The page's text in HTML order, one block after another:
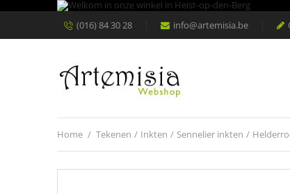
(016) 84 30 28 info@artemisia.be
Home / Tekenen / Inkten / Sennelier inkten /